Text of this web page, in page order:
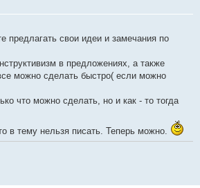
предлагать свои идеи и замечания по
в предложениях, а также
можно сделать быстро( если можно
что можно сделать, но и как - то тогда
в тему нельзя писать. Теперь можно.